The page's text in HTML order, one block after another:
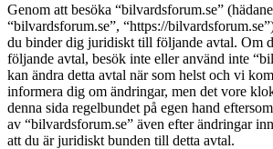
Genom att besöka “bilvardsforum.se”
“bilvardsforum.se”, “https://
du binder dig juridiskt till följande avtal. Om
följande avtal, besök inte eller använd inte
kan ändra detta avtal när som helst och vi
informera dig om ändringar, men det vore
denna sida regelbundet på egen hand
av “bilvardsforum.se” även efter ändringar
att du är juridiskt bunden till detta avtal.